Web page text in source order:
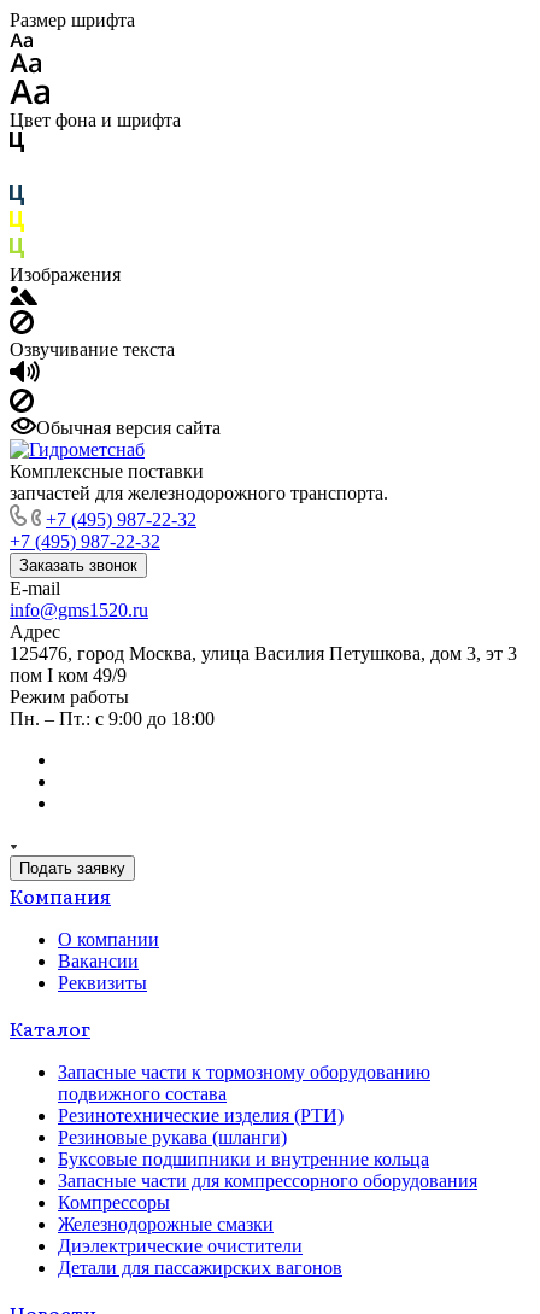
Размер шрифта
Цвет фона и шрифта
Изображения
Озвучивание текста
Обычная версия сайта
Комплексные поставки
запчастей для железнодорожного транспорта.
+7 (495) 987-22-32
+7 (495) 987-22-32
Заказать звонок
E-mail
info@gms1520.ru
Адрес
125476, город Москва, улица Василия Петушкова, дом 3, эт 3
пом I ком 49/9
Режим работы
Пн. – Пт.: с 9:00 до 18:00
Подать заявку
Компания
О компании
Вакансии
Реквизиты
Каталог
Запасные части к тормозному оборудованию
подвижного состава
Резинотехнические изделия (РТИ)
Резиновые рукава (шланги)
Буксовые подшипники и внутренние кольца
Запасные части для компрессорного оборудования
Компрессоры
Железнодорожные смазки
Диэлектрические очистители
Детали для пассажирских вагонов